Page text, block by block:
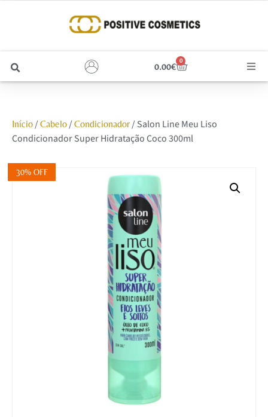
0.00€
0
Unhas
Início/ Cabelo/ Condicionador/ Salon Line Meu Liso
Condicionador Super Hidratação Coco 300ml
30% OFF